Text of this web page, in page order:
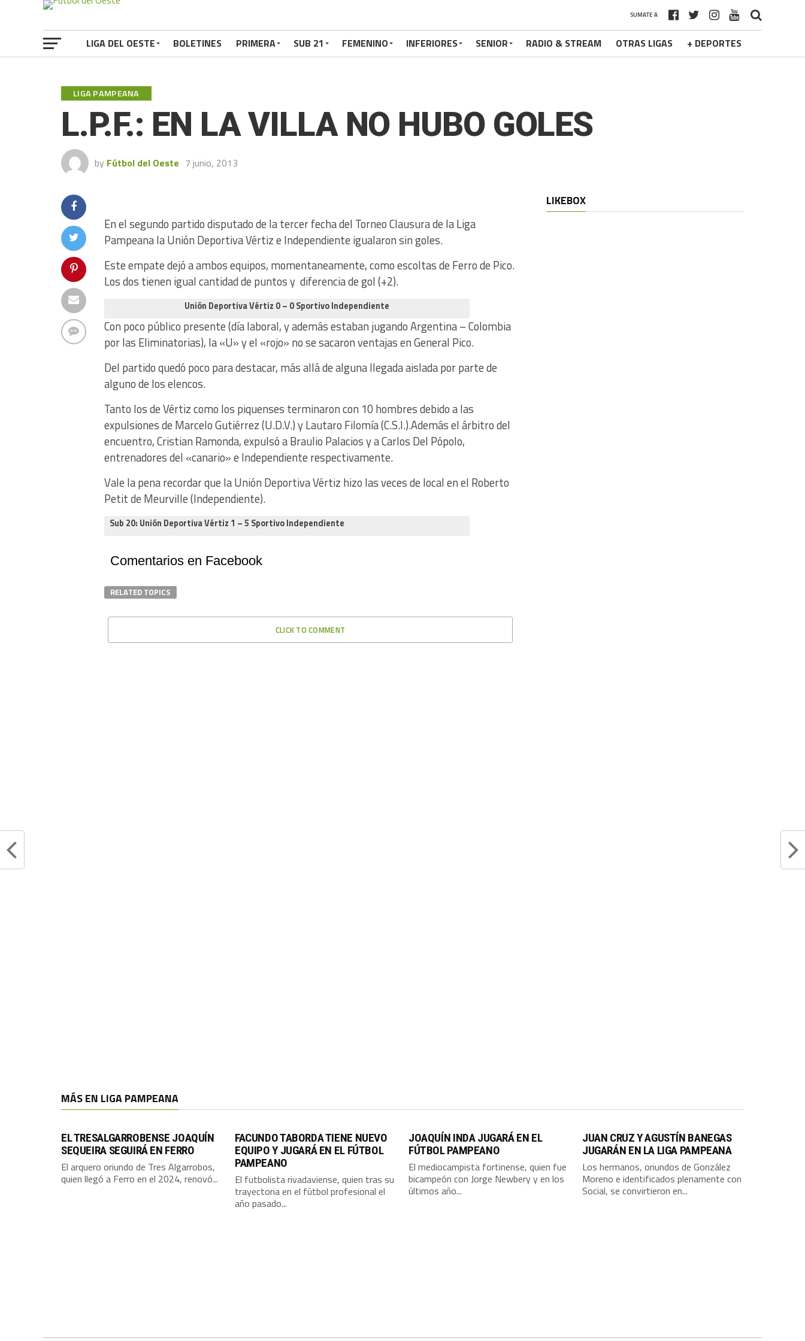
SUMATE A
LIGA DEL OESTE BOLETINES PRIMERA SUB 21 FEMENINO INFERIORES SENIOR RADIO & STREAM OTRAS LIGAS + DEPORTES
LIGA PAMPEANA
L.P.F.: EN LA VILLA NO HUBO GOLES
by Fútbol del Oeste 7 junio, 2013
En el segundo partido disputado de la tercer fecha del Torneo Clausura de la Liga
Pampeana la Unión Deportiva Vértiz e Independiente igualaron sin goles.
Este empate dejó a ambos equipos, momentaneamente, como escoltas de Ferro de Pico.
Los dos tienen igual cantidad de puntos y diferencia de gol (+2).
Unión Deportiva Vértiz 0 – 0 Sportivo Independiente
Con poco público presente (día laboral, y además estaban jugando Argentina – Colombia
por las Eliminatorias), la «U» y el «rojo» no se sacaron ventajas en General Pico.
Del partido quedó poco para destacar, más allá de alguna llegada aislada por parte de
alguno de los elencos.
Tanto los de Vértiz como los piquenses terminaron con 10 hombres debido a las
expulsiones de Marcelo Gutiérrez (U.D.V.) y Lautaro Filomía (C.S.I.).Además el árbitro del
encuentro, Cristian Ramonda, expulsó a Braulio Palacios y a Carlos Del Pópolo,
entrenadores del «canario» e Independiente respectivamente.
Vale la pena recordar que la Unión Deportiva Vértiz hizo las veces de local en el Roberto
Petit de Meurville (Independiente).
Sub 20: Unión Deportiva Vértiz 1 – 5 Sportivo Independiente
Comentarios en Facebook
RELATED TOPICS
CLICK TO COMMENT
LIKEBOX
MÁS EN LIGA PAMPEANA
EL TRESALGARROBENSE JOAQUÍN
SEQUEIRA SEGUIRÁ EN FERRO
El arquero oriundo de Tres Algarrobos,
quien llegó a Ferro en el 2024, renovó...
FACUNDO TABORDA TIENE NUEVO
EQUIPO Y JUGARÁ EN EL FÚTBOL
PAMPEANO
El futbolista rivadaviense, quien tras su
trayectoria en el fútbol profesional el
año pasado...
JOAQUÍN INDA JUGARÁ EN EL
FÚTBOL PAMPEANO
El mediocampista fortinense, quien fue
bicampeón con Jorge Newbery y en los
últimos año...
JUAN CRUZ Y AGUSTÍN BANEGAS
JUGARÁN EN LA LIGA PAMPEANA
Los hermanos, oriundos de González
Moreno e identificados plenamente con
Social, se convirtieron en...